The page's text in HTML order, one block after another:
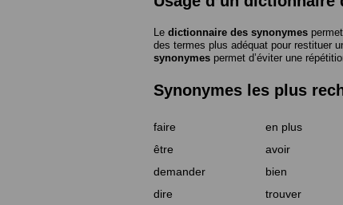
Le dictionnaire des synonymes
des termes plus adéquat pour restituer
synonymes permet d’éviter une
Synonymes les plus
faire en plus
être
avoir
demander
bien
dire
trouver